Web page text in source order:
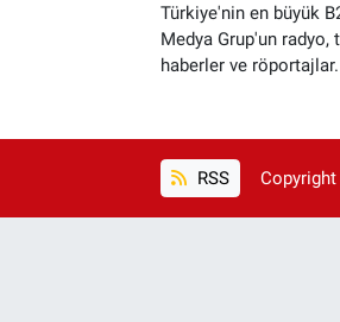
Türkiye'nin en büyük
Medya Grup'un
haberler ve röportajlar.
RSS Copyright